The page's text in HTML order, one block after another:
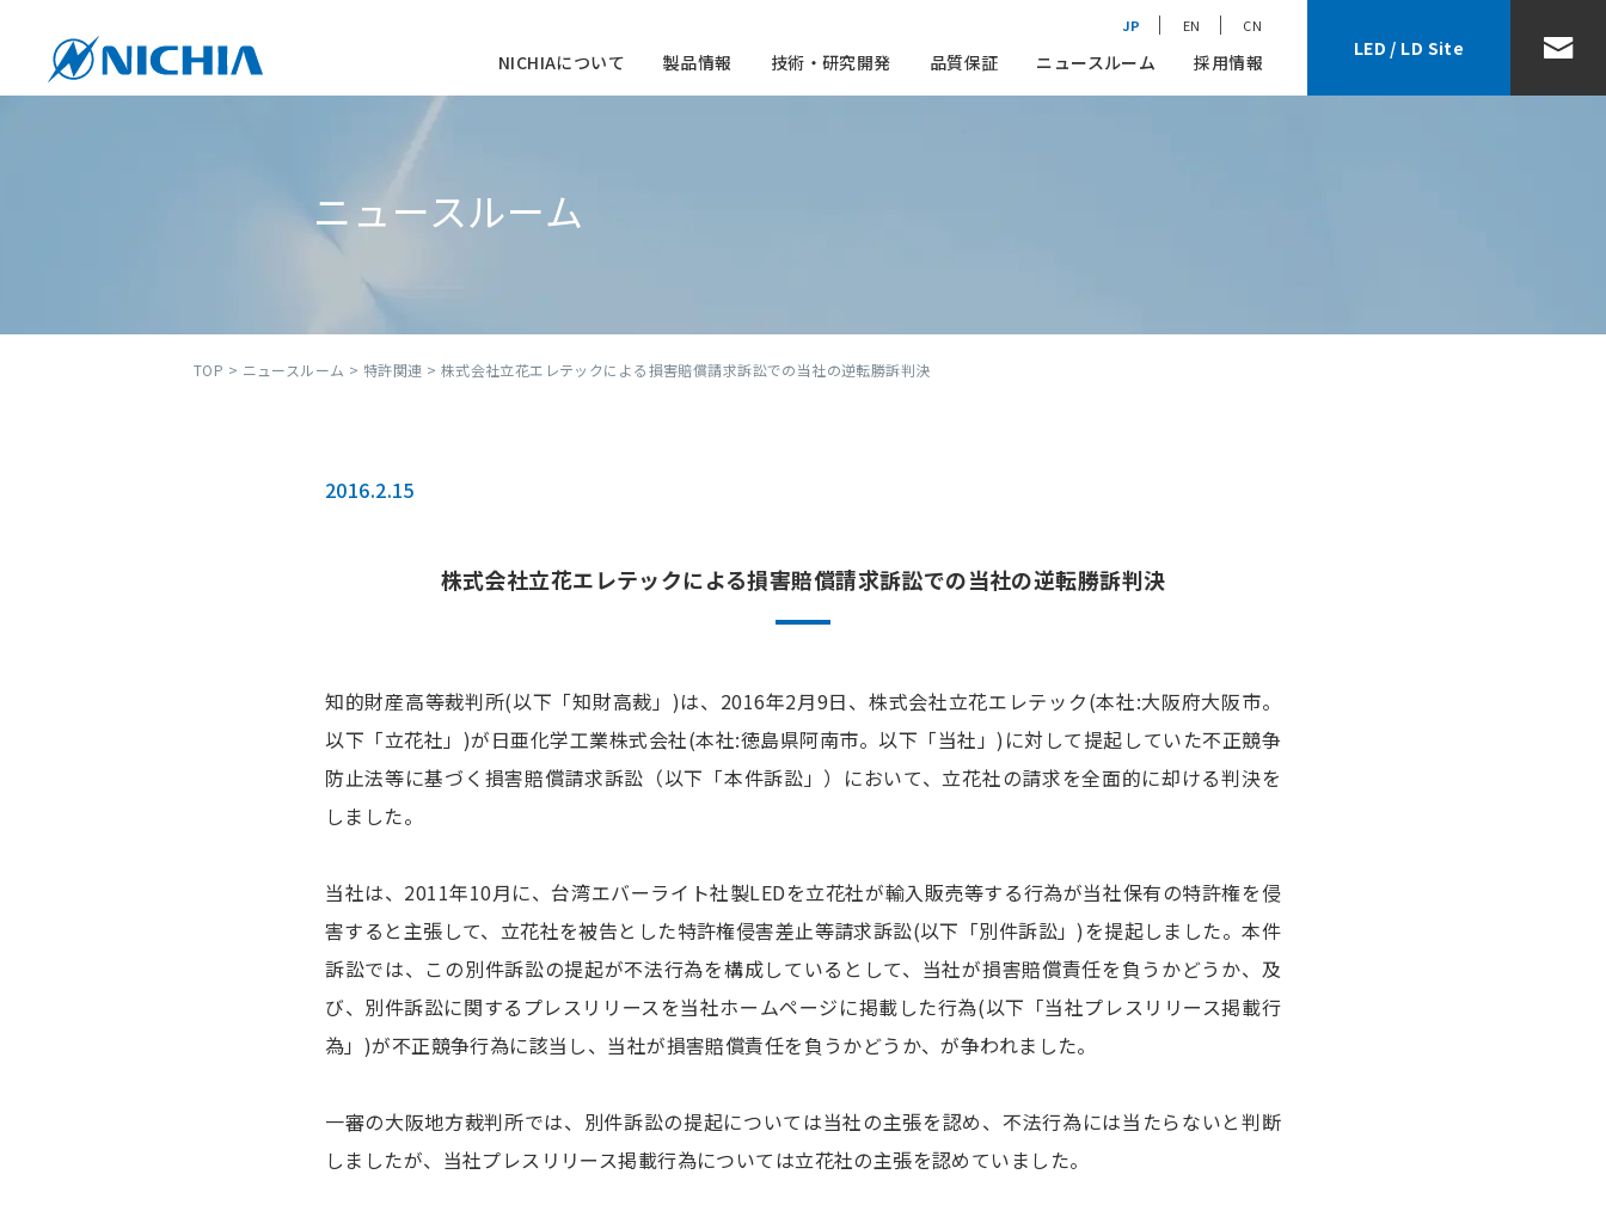
NICHIAについて 製品情報 技術・研究開発 品質保証 ニュースルーム 採用情報
JP EN CN
LED / LD Site
ニュースルーム
TOP > ニュースルーム > 特許関連 > 株式会社立花エレテックによる損害賠償請求訴訟での当社の逆転勝訴判決
2016.2.15
株式会社立花エレテックによる損害賠償請求訴訟での当社の逆転勝訴判決
知的財産高等裁判所(以下「知財高裁」)は、2016年2月9日、株式会社立花エレテック(本社:大阪府大阪市。
以下「立花社」)が日亜化学工業株式会社(本社:徳島県阿南市。以下「当社」)に対して提起していた不正競争
防止法等に基づく損害賠償請求訴訟（以下「本件訴訟」）において、立花社の請求を全面的に却ける判決を
しました。
当社は、2011年10月に、台湾エバーライト社製LEDを立花社が輸入販売等する行為が当社保有の特許権を侵
害すると主張して、立花社を被告とした特許権侵害差止等請求訴訟(以下「別件訴訟」)を提起しました。本件
訴訟では、この別件訴訟の提起が不法行為を構成しているとして、当社が損害賠償責任を負うかどうか、及
び、別件訴訟に関するプレスリリースを当社ホームページに掲載した行為(以下「当社プレスリリース掲載行
為」)が不正競争行為に該当し、当社が損害賠償責任を負うかどうか、が争われました。
一審の大阪地方裁判所では、別件訴訟の提起については当社の主張を認め、不法行為には当たらないと判断
しましたが、当社プレスリリース掲載行為については立花社の主張を認めていました。